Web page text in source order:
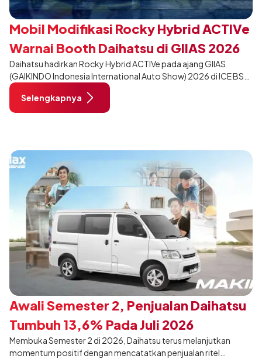
Mobil Modifikasi Rocky Hybrid ACTIVe
Warnai Booth Daihatsu di GIIAS 2026
Daihatsu hadirkan Rocky Hybrid ACTIVe pada ajang GIIAS
(GAIKINDO Indonesia International Auto Show) 2026 di ICE BSD
City, Tangerang. Terdapat 2 unit Rocky Hybrid yang
dimodifikasi untuk menghadirkan sarana inspirasi bagi
pengunjung mendukung gaya hidup yang aktif.
Selengkapnya
Awali Semester 2, Penjualan Daihatsu
Tumbuh 13,6% Pada Juli 2026
Membuka Semester 2 di 2026, Daihatsu terus melanjutkan
momentum positif dengan mencatatkan penjualan ritel